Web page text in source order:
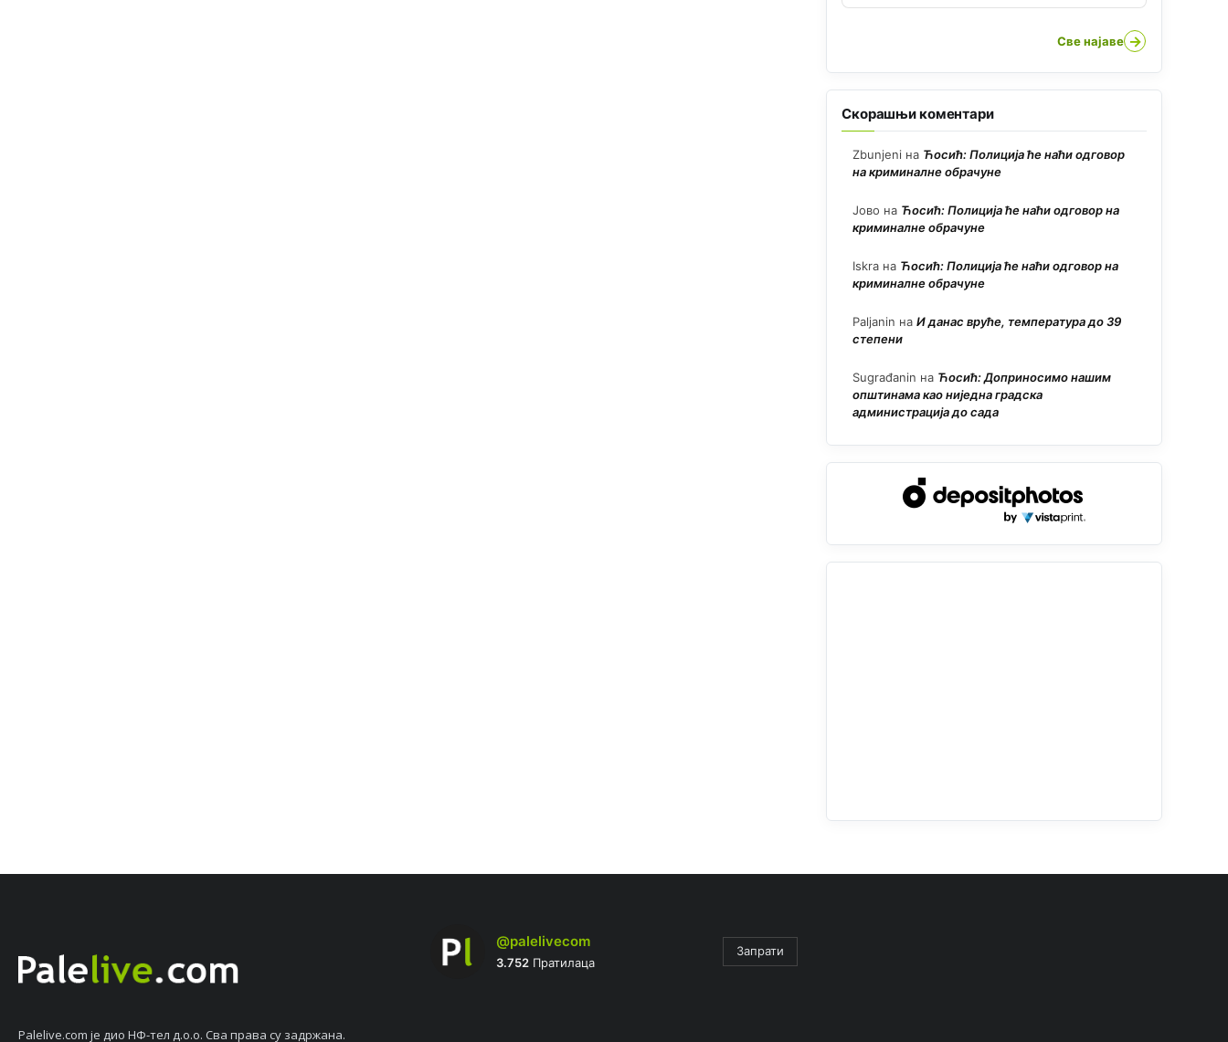
Све најаве →
Скорашњи коментари
Zbunjeni на Ћосић: Полиција ће наћи одговор
на криминалне обрачуне
Јово на Ћосић: Полиција ће наћи одговор на
криминалне обрачуне
Iskra на Ћосић: Полиција ће наћи одговор на
криминалне обрачуне
Paljanin на И данас вруће, температура до 39
степени
Sugrađanin на Ћосић: Доприносимо нашим
општинама као ниједна градска
администрација до сада
Palelive.com јe дио НФ-тeл д.о.о. Сва права су задржана.
@palelivecom
3.752Пратилаца
Запрати